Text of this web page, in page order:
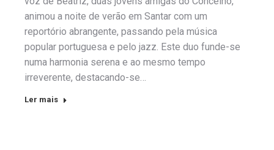
animou a noite de verão em Santar com um
reportório abrangente, passando pela música
popular portuguesa e pelo jazz. Este duo funde-se
numa harmonia serena e ao mesmo tempo
irreverente, destacando-se…
Ler mais